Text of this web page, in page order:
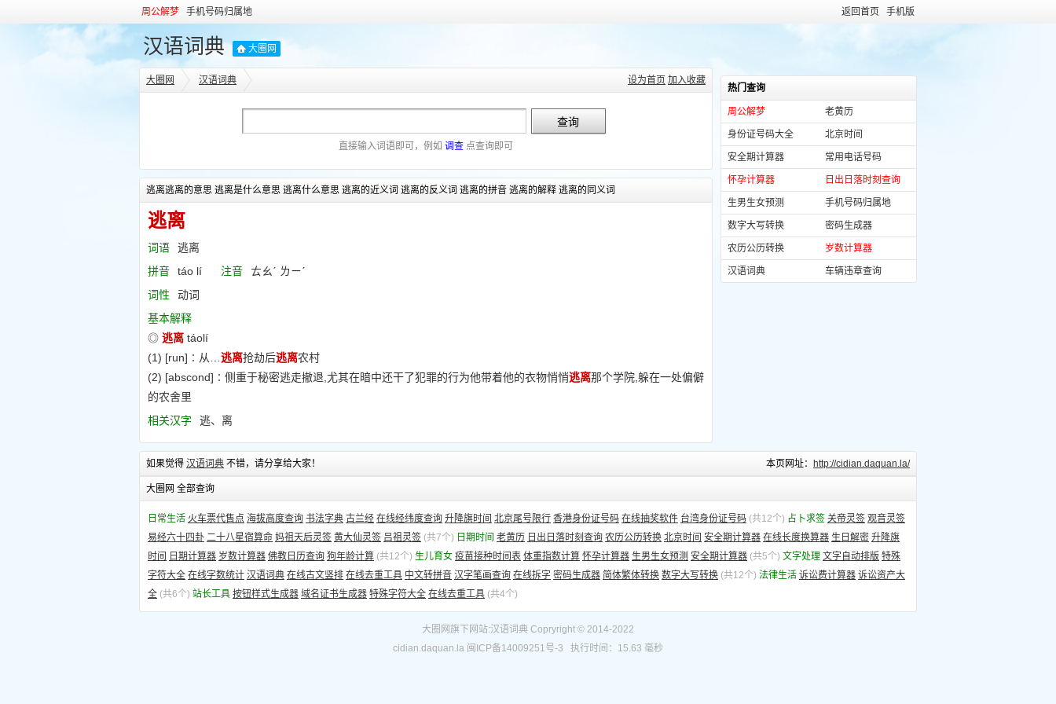
周公解梦 手机号码归属地 返回首页 手机版
汉语词典 大圈网
大圈网 汉语词典 设为首页 加入收藏
直接输入词语即可，例如 调查 点查询即可
逃离逃离的意思 逃离是什么意思 逃离什么意思 逃离的近义词 逃离的反义词 逃离的拼音 逃离的解释 逃离的同义词
逃离
词语
逃离
拼音
táo lí 注音
ㄊㄠˊ ㄌㄧˊ
词性
动词
基本解释
◎ 逃离 táolí
(1) [run]∶从… 逃离抢劫后逃离农村
(2) [abscond]∶侧重于秘密逃走撤退,尤其在暗中还干了犯罪的行为他带着他的衣物悄悄逃离那个学院,躲在一处偏僻
的农舍里
相关汉字
逃、离
热门查询
周公解梦 老黄历
身份证号码大全 北京时间
安全期计算器 常用电话号码
怀孕计算器 日出日落时刻查询
生男生女预测 手机号码归属地
数字大写转换 密码生成器
农历公历转换 岁数计算器
汉语词典 车辆违章查询
如果觉得 汉语词典 不错，请分享给大家！ 本页网址： http://cidian.daquan.la/
大圈网 全部查询
日常生活 火车票代售点 海拔高度查询 书法字典 古兰经 在线经纬度查询 升降旗时间 北京尾号限行 香港身份证号码 在线抽奖软件 台湾身份证号码 (共12个) 占卜求签 关帝灵签 观音灵签
易经六十四卦 二十八星宿算命 妈祖天后灵签 黄大仙灵签 吕祖灵签 (共7个) 日期时间 老黄历 日出日落时刻查询 农历公历转换 北京时间 安全期计算器 在线长度换算器 生日解密 升降旗
时间
日期计算器 岁数计算器 佛教日历查询 狗年龄计算 (共12个) 生儿育女 疫苗接种时间表 体重指数计算 怀孕计算器 生男生女预测 安全期计算器 (共5个) 文字处理 文字自动排版 特殊
字符大全 在线字数统计 汉语词典 在线古文竖排 在线去重工具 中文转拼音 汉字笔画查询 在线拆字 密码生成器 简体繁体转换 数字大写转换 (共12个) 法律生活 诉讼费计算器 诉讼资产大
全 (共6个) 站长工具 按钮样式生成器 域名证书生成器 特殊字符大全 在线去重工具 (共4个)
大圈网旗下网站:汉语词典 Copryright © 2014-2022
cidian.daquan.la 闽ICP备14009251号-3 执行时间：15.63 毫秒